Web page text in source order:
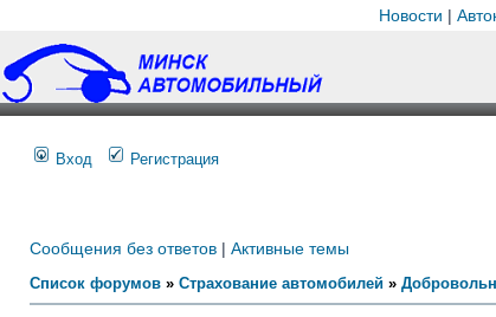
Новости |
Вход Регистрация
Сообщения без ответов | Активные темы
Список форумов » Страхование автомобилей »